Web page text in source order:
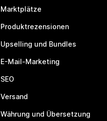
Marktplätze
Produktrezensionen
Upselling und Bundles
E-Mail-Marketing
SEO
Versand
Währung und Übersetzung